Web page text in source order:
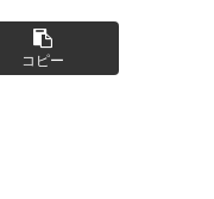
コピー